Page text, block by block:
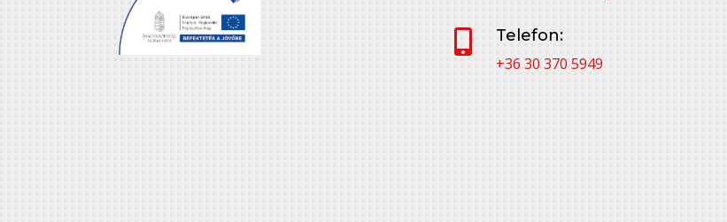

Telefon:
+36 30 370 5949